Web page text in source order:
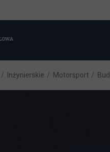
Inżynierskie Motorsport